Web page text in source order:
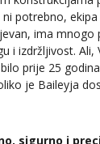
potrebno,
ima mnogo
i izdržljivost. Ali,
prije 25
je Baileyja
sigurno i